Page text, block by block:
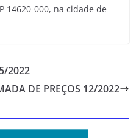
14620-000, na cidade de
2022
DE PREÇOS 12/2022